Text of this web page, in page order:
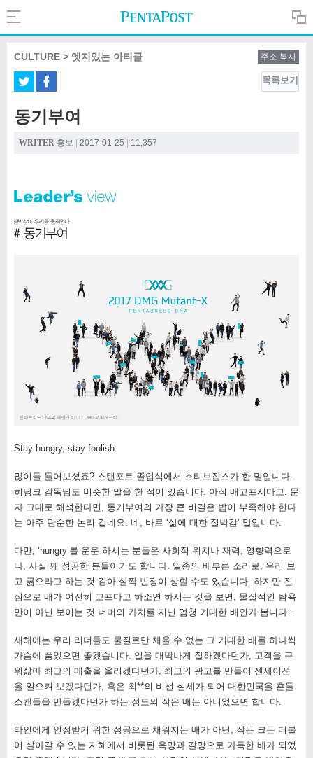
COMPANY
Search
PentaPost.net
CULTURE > 엣지있는 아티클 주소 복사
목록보기
동기부여
WRITER 홍보 2017-01-25 11,357
Stay hungry, stay foolish.
많이들 들어보셨죠? 스탠포트 졸업식에서 스티브잡스가 한 말입니다.
히딩크 감독님도 비슷한 말을 한 적이 있습니다. 아직 배고프시다고. 문
자 그대로 해석한다면, 동기부여의 가장 큰 비결은 밥이 부족해야 한다
는 아주 단순한 논리 같네요. 네, 바로 ‘삶에 대한 절박감’ 말입니다.
다만, ‘hungry’를 운운 하시는 분들은 사회적 위치나 재력, 영향력으로
나, 사실 꽤 성공한 분들이기도 합니다. 일종의 배부른 소리로, 우리 보
고 굶으라고 하는 것 같아 살짝 빈정이 상할 수도 있습니다. 하지만 진
심으로 배가 여전히 고프다고 하소연 하시는 것을 보면, 물질적인 탐욕
만이 아닌 보이는 것 너머의 가치를 지닌 엄청 거대한 배인가 봅니다..
새해에는 우리 리더들도 물질로만 채울 수 없는 그 거대한 배를 하나씩
가슴에 품었으면 좋겠습니다. 일을 대박나게 잘하겠다던가, 고객을 구
워삶아 최고의 매출을 올리겠다던가, 최고의 광고를 만들어 센세이션
을 일으켜 보겠다던가, 혹은 최**의 비선 실세가 되어 대한민국을 흔들
스캔들을 만들겠다던가 하는 정도의 작은 배는 아니었으면 합니다.
타인에게 인정받기 위한 성공으로 채워지는 배가 아닌, 작든 크든 더불
어 살아갈 수 있는 지혜에서 비롯된 욕망과 갈망으로 가득한 배가 되었